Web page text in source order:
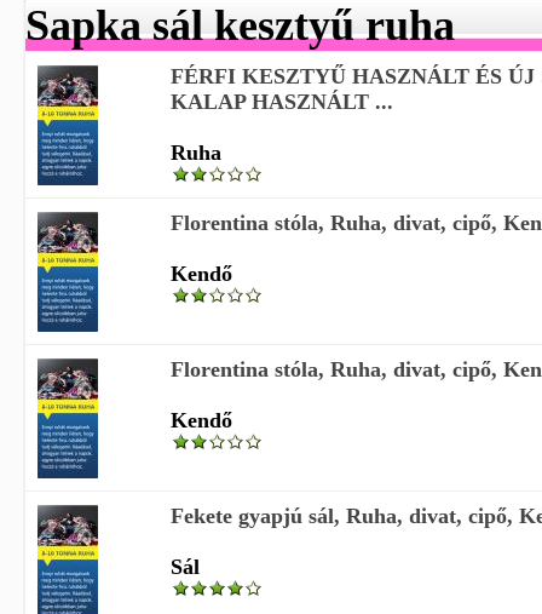
Sapka sál kesztyű ruha
FÉRFI KESZTYŰ HASZNÁLT ÉS ÚJ
KALAP HASZNÁLT ...
Ruha
Florentina stóla, Ruha, divat, cipő,
Kendő
Florentina stóla, Ruha, divat, cipő,
Kendő
Fekete gyapjú sál, Ruha, divat, cipő,
Sál